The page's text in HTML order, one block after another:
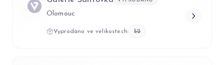
Olomouc
Vyprodáno ve velikostech: 52